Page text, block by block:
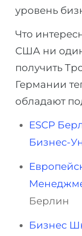
уровень
Что
США ни
получить
Германии
обладают
ESCP
Бизнес-
Берлин
Бизнес